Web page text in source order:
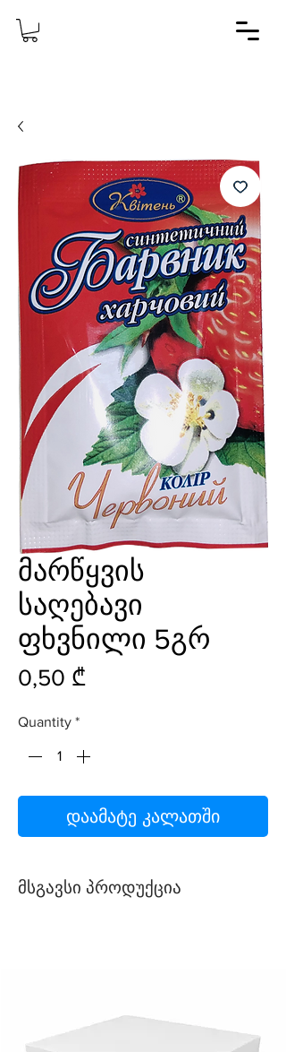
მარწყვის
საღებავი
ფხვნილი 5გრ
0,50 ₾
Quantity *
დაამატე კალათში
მსგავსი პროდუქცია